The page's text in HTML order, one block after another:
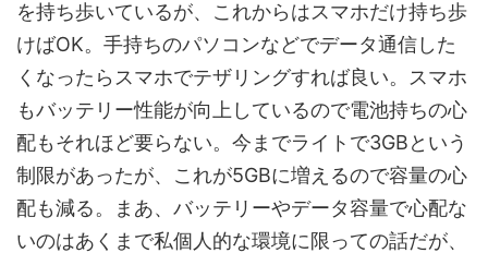
を持ち歩いているが、これからはスマホだけ持ち歩
けばOK。手持ちのパソコンなどでデータ通信した
くなったらスマホでテザリングすれば良い。スマホ
もバッテリー性能が向上しているので電池持ちの心
配もそれほど要らない。今までライトで3GBという
制限があったが、これが5GBに増えるので容量の心
配も減る。まあ、バッテリーやデータ容量で心配な
いのはあくまで私個人的な環境に限っての話だが、